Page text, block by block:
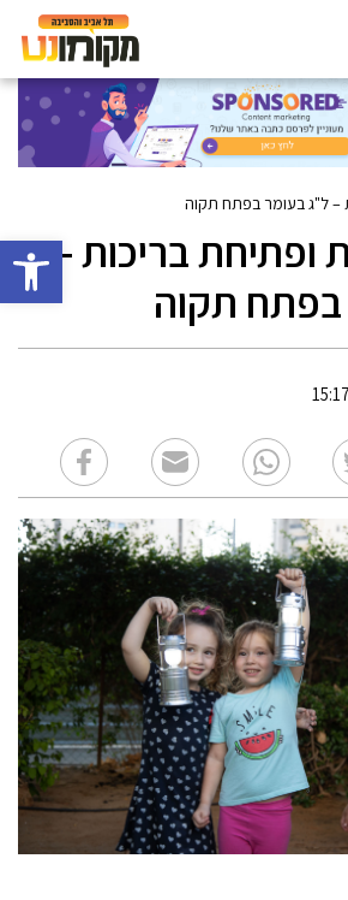
פתח
– ל"ג בעומר בפתח תקוה
ופתיחת בריכות –
תקוה